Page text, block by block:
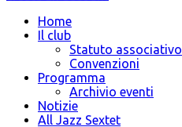
Home
Il club
Statuto associativo
Convenzioni
Programma
Archivio eventi
Notizie
All Jazz Sextet